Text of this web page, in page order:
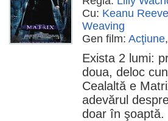
Cu: Keanu
Weaving
Gen film: Acţiune,
Exista 2 lumi:
doua, deloc
Cealaltă e
adevărul
doar în şoaptă.